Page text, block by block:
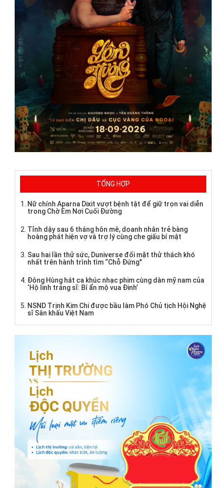
TỔNG HỢP
Nữ chính Aparna Dixit vượt bệnh tật để giữ trọn vai diễn
trong Chờ Em Nơi Cuối Đường
Tỉnh dậy sau 6 tháng hôn mê, doanh nhân trẻ bàng
hoàng phát hiện vợ và trợ lý cùng che giấu bí mật
Sau hai lần thử sức, Duniverse đối mặt thử thách khó
nhất trên hành trình tìm “Chỗ Đứng"
Đông Hùng hát ca khúc nhạc phim cùng dàn mỹ nam của
‘Hộ linh tráng sĩ: Bí ẩn mộ vua Đinh’
NSND Trịnh Kim Chi được bầu làm Phó Chủ tịch Hội Nghệ
sĩ Sân khấu Việt Nam